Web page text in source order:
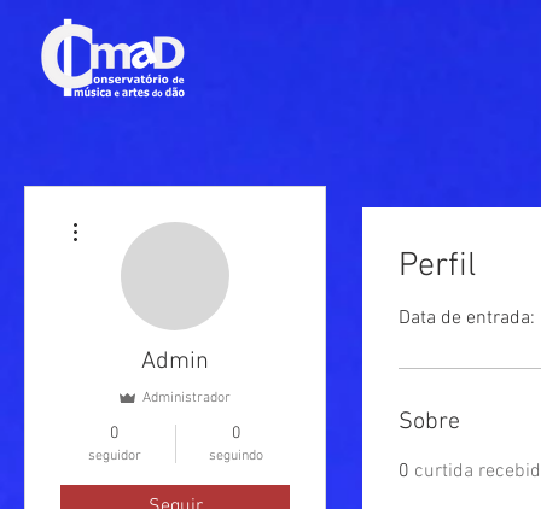
Perfil
Data de
Sobre
0 curtida
Admin
Administrador
0
seguidor
0
seguindo